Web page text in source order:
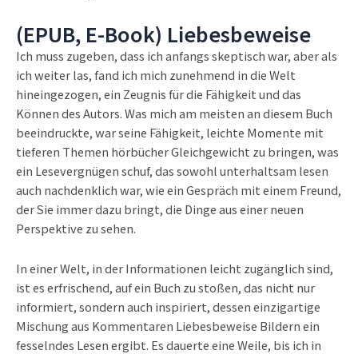
(EPUB, E-Book) Liebesbeweise
Ich muss zugeben, dass ich anfangs skeptisch war, aber als
ich weiter las, fand ich mich zunehmend in die Welt
hineingezogen, ein Zeugnis für die Fähigkeit und das
Können des Autors. Was mich am meisten an diesem Buch
beeindruckte, war seine Fähigkeit, leichte Momente mit
tieferen Themen hörbücher Gleichgewicht zu bringen, was
ein Lesevergnügen schuf, das sowohl unterhaltsam lesen
auch nachdenklich war, wie ein Gespräch mit einem Freund,
der Sie immer dazu bringt, die Dinge aus einer neuen
Perspektive zu sehen.
In einer Welt, in der Informationen leicht zugänglich sind,
ist es erfrischend, auf ein Buch zu stoßen, das nicht nur
informiert, sondern auch inspiriert, dessen einzigartige
Mischung aus Kommentaren Liebesbeweise Bildern ein
fesselndes Lesen ergibt. Es dauerte eine Weile, bis ich in